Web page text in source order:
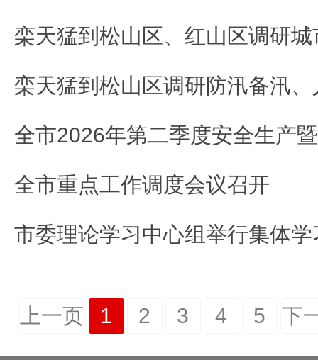
全市重点工作调度会议召开
市委理论学习中心组举行集体学
上一页 1 2 3 4 5 下